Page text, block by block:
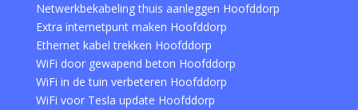
Netwerkbekabeling thuis aanleggen Hoofddorp
Extra internetpunt maken Hoofddorp
Ethernet kabel trekken Hoofddorp
WiFi door gewapend beton Hoofddorp
WiFi in de tuin verbeteren Hoofddorp
WiFi voor Tesla update Hoofddorp